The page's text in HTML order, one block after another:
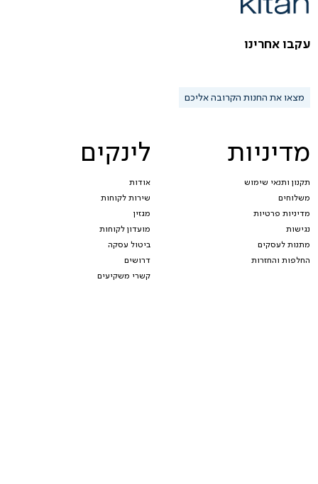
מדיניות
תקנון ותנאי שימוש
משלוחים
מדיניות פרטיות
נגישות
מתנות לעסקים
החלפות והחזרות
לינקים
אודות
שירות לקוחות
מגזין
מועדון לקוחות
ביטול עסקה
דרושים
קשרי משקיעים
עקבו אחרינו
מצאו את החנות הקרובה אליכם